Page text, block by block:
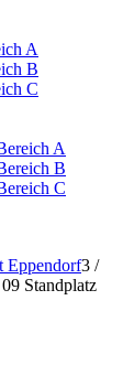
A
B
C
A
B
C
Eppendorf3 /
Standplatz